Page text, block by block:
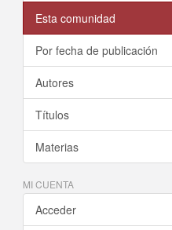
Esta comunidad
Por fecha de publicación
Autores
Títulos
Materias
MI CUENTA
Acceder